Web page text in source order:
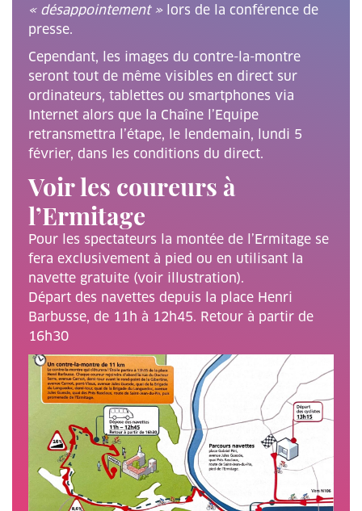
« désappointement »lors de la conférence de
presse.
Cependant, les images du contre-la-montre
seront tout de même visibles en direct sur
ordinateurs, tablettes ou smartphones via
Internet alors que la Chaîne l’Equipe
retransmettra l’étape, le lendemain, lundi 5
février, dans les conditions du direct.
Voir les coureurs à
l’Ermitage
Pour les spectateurs la montée de l’Ermitage se
fera exclusivement à pied ou en utilisant la
navette gratuite (voir illustration).
Départ des navettes depuis la place Henri
Barbusse, de 11h à 12h45. Retour à partir de
16h30